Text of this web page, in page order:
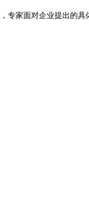
家面对企业提出的